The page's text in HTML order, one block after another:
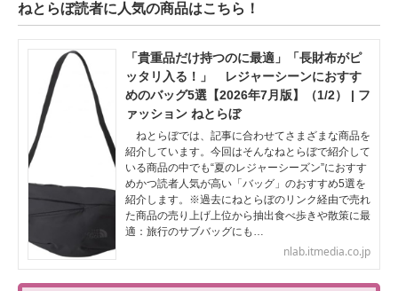
ねとらぼ読者に人気の商品はこちら！
「貴重品だけ持つのに最適」「長財布がピ
ッタリ入る！」 レジャーシーンにおすす
めのバッグ5選【2026年7月版】（1/2） | フ
ァッション ねとらぼ
ねとらぼでは、記事に合わせてさまざまな商品を
紹介しています。今回はそんなねとらぼで紹介して
いる商品の中でも“夏のレジャーシーズン”におすす
めかつ読者人気が高い「バッグ」のおすすめ5選を
紹介します。※過去にねとらぼのリンク経由で売れ
た商品の売り上げ上位から抽出食べ歩きや散策に最
適：旅行のサブバッグにも…
nlab.itmedia.co.jp